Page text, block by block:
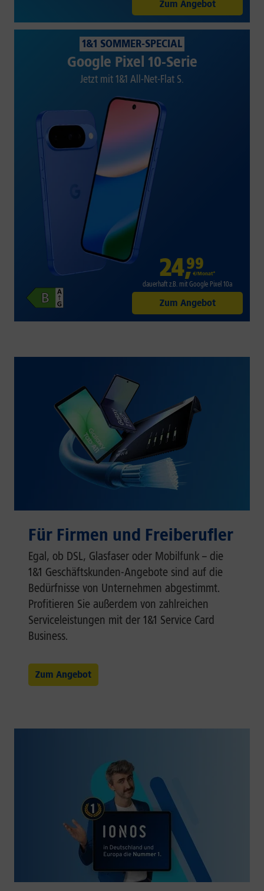
Zum Angebot
1&1 SOMMER-SPECIAL
Google Pixel 10-Serie
Jetzt mit 1&1 All-Net-Flat S.
24,99
€/Monat*
dauerhaft z.B. mit Google Pixel 10a
Zum Angebot
Für Firmen und Freiberufler
Egal, ob DSL, Glasfaser oder Mobilfunk – die
1&1 Geschäftskunden-Angebote sind auf die
Bedürfnisse von Unternehmen abgestimmt.
Profitieren Sie außerdem von zahlreichen
Serviceleistungen mit der 1&1 Service Card
Business.
Zum Angebot